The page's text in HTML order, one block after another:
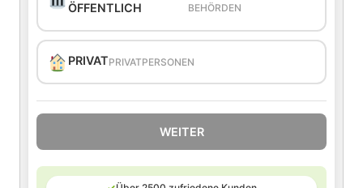
ÖFFENTLICH
BEHÖRDEN
PRIVATPRIVATPERSONEN
WEITER